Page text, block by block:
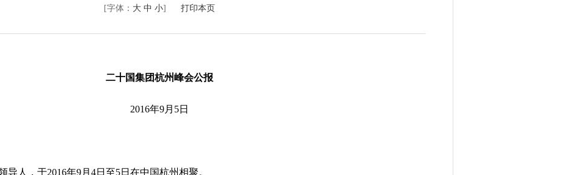
[字体： 大 中 小] 打印本页
二十国集团杭州峰会公报
2016年9月5日
人，于2016年9月4日至5日在中国杭州相聚。